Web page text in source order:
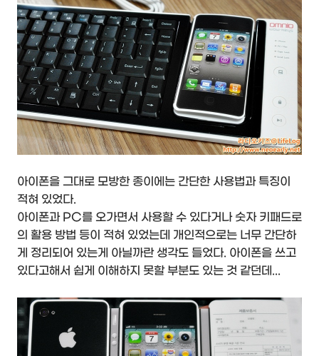
아이폰을 그대로 모방한 종이에는 간단한 사용법과 특징이
적혀 있었다.
아이폰과 PC를 오가면서 사용할 수 있다거나 숫자 키패드로
의 활용 방법 등이 적혀 있었는데 개인적으로는 너무 간단하
게 정리되어 있는게 아닐까란 생각도 들었다. 아이폰을 쓰고
있다고해서 쉽게 이해하지 못할 부분도 있는 것 같던데...